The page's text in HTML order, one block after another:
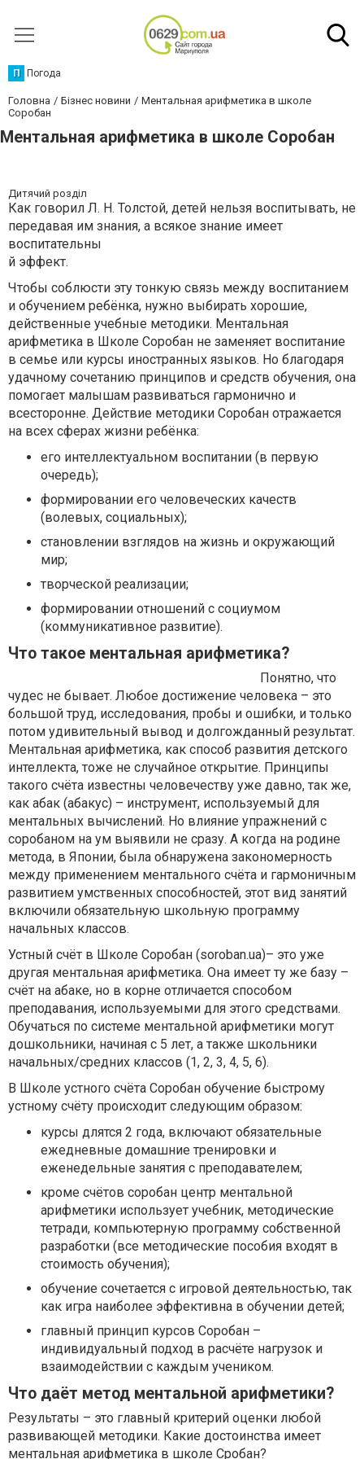
П Погода
Головна Бізнес новини
Ментальная арифметика в школе
Соробан
Ментальная арифметика в школе Соробан
Дитячий розділ
Как говорил Л. Н. Толстой, детей нельзя воспитывать, не
передавая им знания, а всякое знание имеет
воспитательны
й эффект.
Чтобы соблюсти эту тонкую связь между воспитанием
и обучением ребёнка, нужно выбирать хорошие,
действенные учебные методики. Ментальная
арифметика в Школе Соробан не заменяет воспитание
в семье или курсы иностранных языков. Но благодаря
удачному сочетанию принципов и средств обучения, она
помогает малышам развиваться гармонично и
всесторонне. Действие методики Соробан отражается
на всех сферах жизни ребёнка:
его интеллектуальном воспитании (в первую
очередь);
формировании его человеческих качеств
(волевых, социальных);
становлении взглядов на жизнь и окружающий
мир;
творческой реализации;
формировании отношений с социумом
(коммуникативное развитие).
Что такое ментальная арифметика?
Понятно, что
чудес не бывает. Любое достижение человека – это
большой труд, исследования, пробы и ошибки, и только
потом удивительный вывод и долгожданный результат.
Ментальная арифметика, как способ развития детского
интеллекта, тоже не случайное открытие. Принципы
такого счёта известны человечеству уже давно, так же,
как абак (абакус) – инструмент, используемый для
ментальных вычислений. Но влияние упражнений с
соробаном на ум выявили не сразу. А когда на родине
метода, в Японии, была обнаружена закономерность
между применением ментального счёта и гармоничным
развитием умственных способностей, этот вид занятий
включили обязательную школьную программу
начальных классов.
Устный счёт в Школе Соробан (soroban.ua)– это уже
другая ментальная арифметика. Она имеет ту же базу –
счёт на абаке, но в корне отличается способом
преподавания, используемыми для этого средствами.
Обучаться по системе ментальной арифметики могут
дошкольники, начиная с 5 лет, а также школьники
начальных/средних классов (1, 2, 3, 4, 5, 6).
В Школе устного счёта Соробан обучение быстрому
устному счёту происходит следующим образом:
курсы длятся 2 года, включают обязательные
ежедневные домашние тренировки и
еженедельные занятия с преподавателем;
кроме счётов соробан центр ментальной
арифметики использует учебник, методические
тетради, компьютерную программу собственной
разработки (все методические пособия входят в
стоимость обучения);
обучение сочетается с игровой деятельностью, так
как игра наиболее эффективна в обучении детей;
главный принцип курсов Соробан –
индивидуальный подход в расчёте нагрузок и
взаимодействии с каждым учеником.
Что даёт метод ментальной арифметики?
Результаты – это главный критерий оценки любой
развивающей методики. Какие достоинства имеет
ментальная арифметика в школе Сробан?